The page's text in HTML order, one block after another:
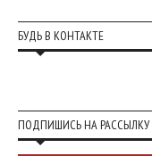
БУДЬ В КОНТАКТЕ
ПОДПИШИСЬ НА РАССЫЛКУ